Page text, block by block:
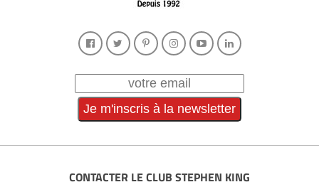
CONTACTER LE CLUB STEPHEN KING